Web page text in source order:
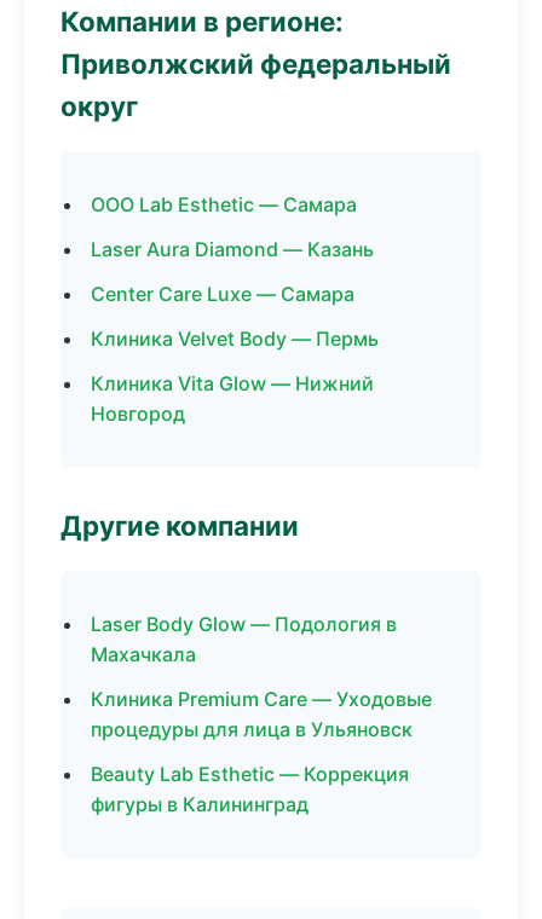
Компании в регионе:
Приволжский федеральный
округ
ООО Lab Esthetic — Самара
Laser Aura Diamond — Казань
Center Care Luxe — Самара
Клиника Velvet Body — Пермь
Клиника Vita Glow — Нижний
Новгород
Другие компании
Laser Body Glow — Подология в
Махачкала
Клиника Premium Care — Уходовые
процедуры для лица в Ульяновск
Beauty Lab Esthetic — Коррекция
фигуры в Калининград